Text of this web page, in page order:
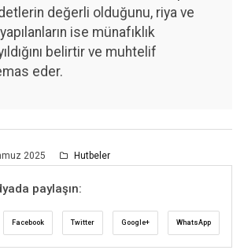
değerli olduğunu, riya ve
ise münafıklık
belirtir ve muhtelif
eder.
2025 Hutbeler
paylaşın:
Facebook Twitter Google+ WhatsApp